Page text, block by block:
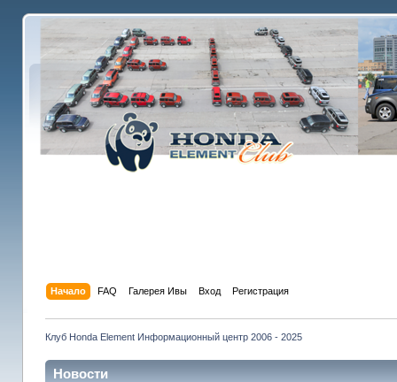
Начало FAQ Галерея Ивы Вход Регистрация
Клуб Honda Element Информационный центр 2006 - 2025
Новости